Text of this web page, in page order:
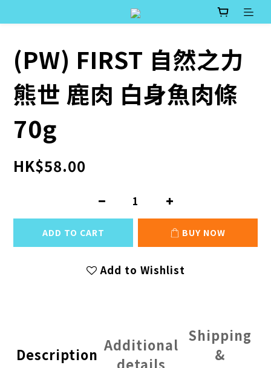
(PW) FIRST 自然之力
熊世 鹿肉 白身魚肉條
70g
HK$58.00
ADD TO CART BUY NOW
Add to Wishlist
Description
Additional
details
Shipping
&